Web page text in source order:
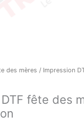
des mères / Impression
fête des